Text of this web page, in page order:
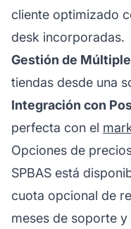
cliente optimizado
desk incorporadas.
Gestión de
tiendas desde una
Integración con
perfecta con el
Opciones de
SPBAS está
cuota opcional de
meses de soporte